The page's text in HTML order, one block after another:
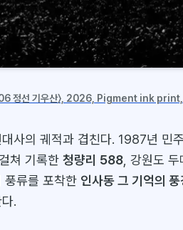
정선 기우산〉, 2026, Pigment ink
사의 궤적과 겹친다. 1987년 민
쳐 기록한 청량리 588 , 강원도
풍류를 포착한 인사동 그 기억의 풍
.